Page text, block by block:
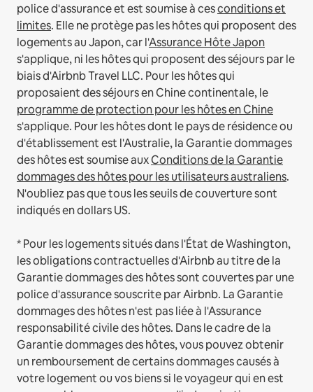
police d'assurance et est soumise à cesconditions et
limites. Elle ne protège pas les hôtes qui proposent des
logements au Japon, car l'Assurance Hôte Japon
s'applique, ni les hôtes qui proposent des séjours par le
biais d'Airbnb Travel LLC. Pour les hôtes qui
proposaient des séjours en Chine continentale, le
programme de protection pour les hôtes en Chine
s'applique. Pour les hôtes dont le pays de résidence ou
d'établissement est l'Australie, la Garantie dommages
des hôtes est soumise auxConditions de la Garantie
dommages des hôtes pour les utilisateurs australiens.
N'oubliez pas que tous les seuils de couverture sont
indiqués en dollars US.
* Pour les logements situés dans l'État de Washington,
les obligations contractuelles d'Airbnb au titre de la
Garantie dommages des hôtes sont couvertes par une
police d'assurance souscrite par Airbnb. La Garantie
dommages des hôtes n'est pas liée à l'Assurance
responsabilité civile des hôtes. Dans le cadre de la
Garantie dommages des hôtes, vous pouvez obtenir
un remboursement de certains dommages causés à
votre logement ou vos biens si le voyageur qui en est